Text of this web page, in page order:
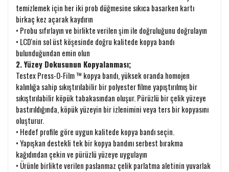
temizlemek için her iki prob düğmesine sıkıca basarken kartı
birkaç kez açarak kaydırın
• Probu sıfırlayın ve birlikte verilen şim ile doğruluğunu doğrulayın
• LCD'nin sol üst köşesinde doğru kalitede kopya bandı
bulunduğundan emin olun
2. Yüzey Dokusunun Kopyalanması;
Testex Press-O-Film ™ kopya bandı, yüksek oranda homojen
kalınlığa sahip sıkıştırılabilir bir polyester filme yapıştırılmış bir
sıkıştırılabilir köpük tabakasından oluşur. Pürüzlü bir çelik yüzeye
bastırıldığında, köpük yüzeyin bir izlenimini veya ters bir kopyasını
oluşturur.
• Hedef profile göre uygun kalitede kopya bandı seçin.
• Yapışkan destekli tek bir kopya bandını serbest bırakma
kağıdından çekin ve pürüzlü yüzeye uygulayın
• Ürünle birlikte verilen paslanmaz çelik parlatma aletinin yuvarlak